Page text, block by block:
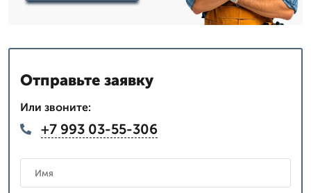
Отправьте заявку
Или звоните:
+7 993 03-55-306